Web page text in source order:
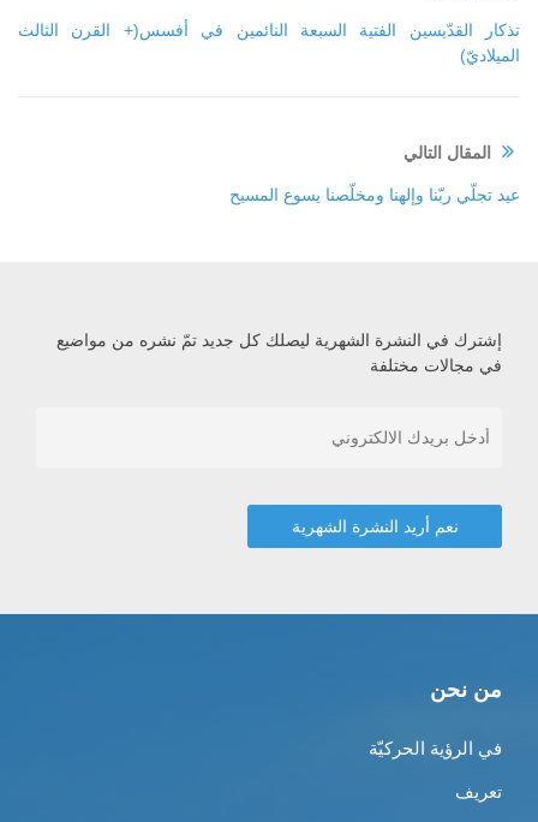
تذكار القدّيسين الفتية السبعة النائمين في أفسس(+ القرن الثالث
الميلاديّ)
المقال التالي
عيد تجلّي ربّنا وإلهنا ومخلّصنا يسوع المسيح
إشترك في النشرة الشهرية ليصلك كل جديد تمّ نشره من مواضيع
في مجالات مختلفة
من نحن
في الرؤية الحركيّة
تعريف